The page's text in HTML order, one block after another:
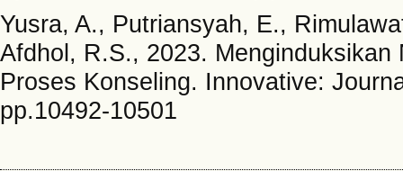
Yusra, A., Putriansyah, E.,
Afdhol, R.S., 2023.
Proses Konseling. Innovative:
pp.10492-10501